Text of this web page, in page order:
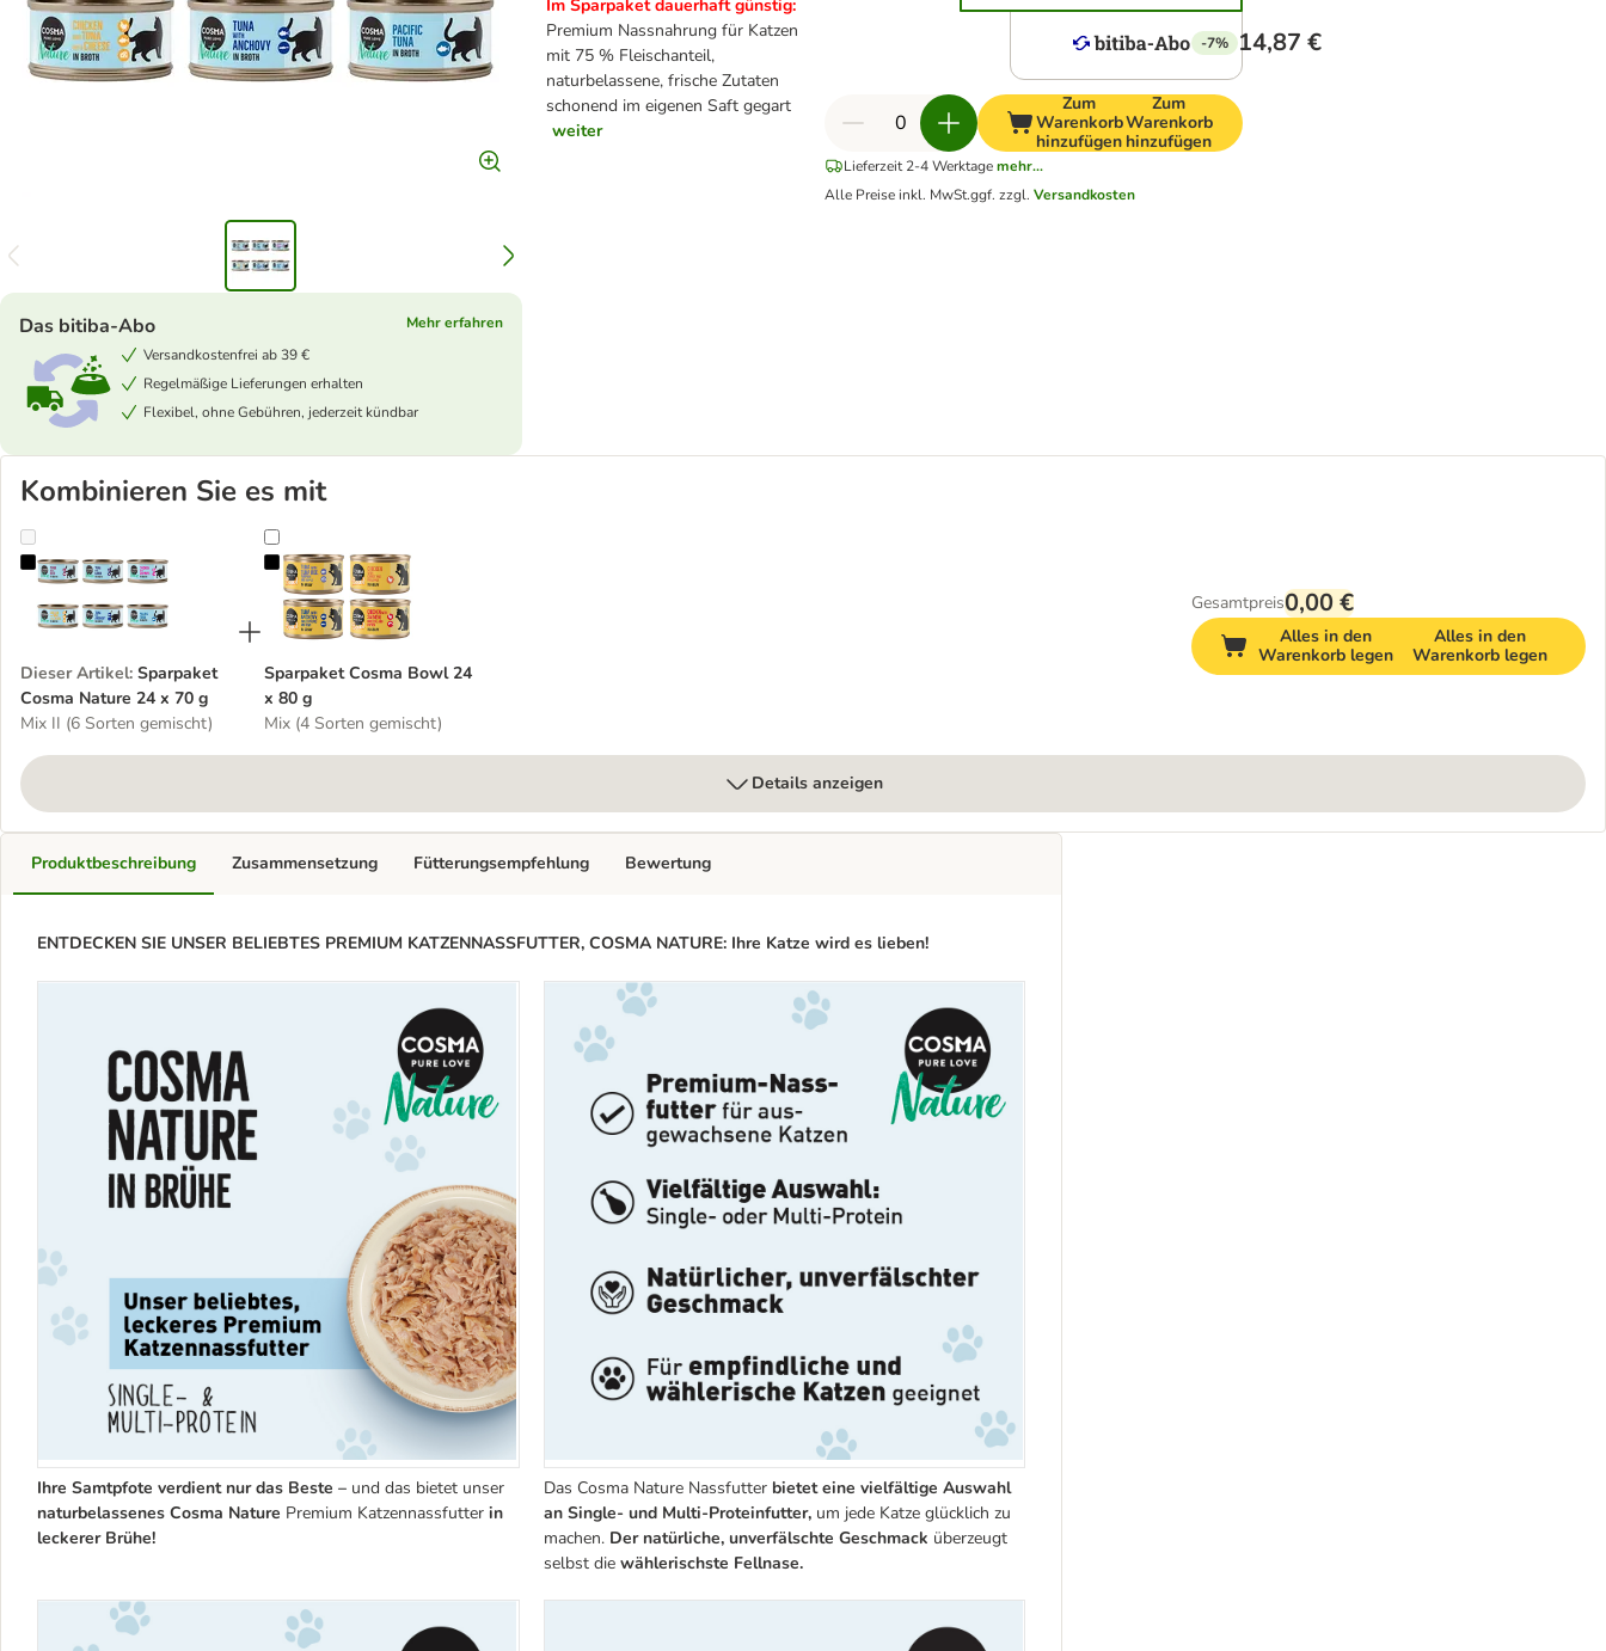
Im Sparpaket dauerhaft günstig:
Premium Nassnahrung für Katzen
mit 75 % Fleischanteil,
naturbelassene, frische Zutaten
schonend im eigenen Saft gegart
weiter
Das bitiba-Abo
Mehr erfahren
Versandkostenfrei ab 39 €
Regelmäßige Lieferungen erhalten
Flexibel, ohne Gebühren, jederzeit kündbar
-7% 14,87 €
Zum
Warenkorb
hinzufügen
Zum
Warenkorb
hinzufügen
Lieferzeit 2-4 Werktage mehr...
Alle Preise inkl. MwSt.ggf. zzgl. Versandkosten
Kombinieren Sie es mit
Sparpaket Cosma Nature 24 x 70 g
Dieser Artikel: Sparpaket
Cosma Nature 24 x 70 g
Mix II (6 Sorten gemischt)
Sparpaket Cosma Bowl 24 x 80 g
Sparpaket Cosma Bowl 24
x 80 g
Mix (4 Sorten gemischt)
Gesamtpreis0,00 €
Alles in den
Warenkorb legen
Alles in den
Warenkorb legen
Details anzeigen
Produktbeschreibung
ENTDECKEN SIE UNSER BELIEBTES PREMIUM KATZENNASSFUTTER, COSMA NATURE: Ihre Katze wird es lieben!
Ihre Samtpfote verdient nur das Beste – und das bietet unser
naturbelassenes Cosma Nature Premium Katzennassfutter in
leckerer Brühe!
Das Cosma Nature Nassfutterbietet eine vielfältige Auswahl
an Single- und Multi-Proteinfutter,um jede Katze glücklich zu
machen.Der natürliche, unverfälschte Geschmack überzeugt
selbst die wählerischste Fellnase.
Zusammensetzung Fütterungsempfehlung Bewertung